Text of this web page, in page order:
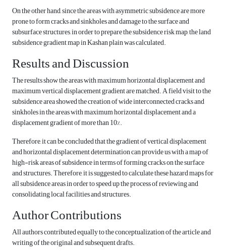
On the other hand, since the areas with asymmetric subsidence are more
prone to form cracks and sinkholes and damage to the surface and
subsurface structures, in order to prepare the subsidence risk map, the land
subsidence gradient map in Kashan plain was calculated.
Results and Discussion
The results show the areas with maximum horizontal displacement and
maximum vertical displacement gradient are matched. A field visit to the
subsidence area showed the creation of wide interconnected cracks and
sinkholes in the areas with maximum horizontal displacement and a
displacement gradient of more than 10%.
Therefore, it can be concluded that the gradient of vertical displacement
and horizontal displacement determination can provide us with a map of
high-risk areas of subsidence in terms of forming cracks on the surface
and structures. Therefore, it is suggested to calculate these hazard maps for
all subsidence areas in order to speed up the process of reviewing and
consolidating local facilities and structures.
Author Contributions
All authors contributed equally to the conceptualization of the article and
writing of the original and subsequent drafts.